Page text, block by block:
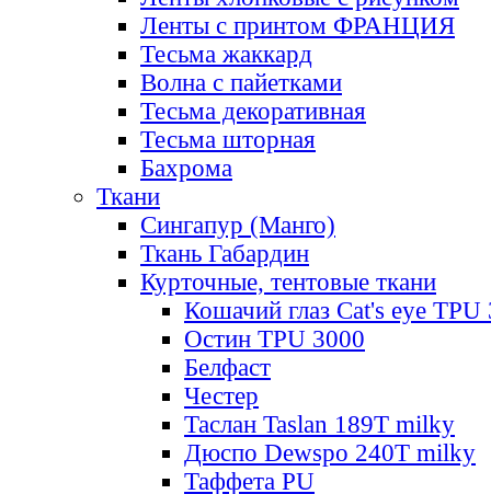
Ленты с принтом ФРАНЦИЯ
Тесьма жаккард
Волна с пайетками
Тесьма декоративная
Тесьма шторная
Бахрома
Ткани
Сингапур (Манго)
Ткань Габардин
Курточные, тентовые ткани
Кошачий глаз Cat's eye TPU
Остин TPU 3000
Белфаст
Честер
Таслан Taslan 189T milky
Дюспо Dewspo 240T milky
Таффета PU